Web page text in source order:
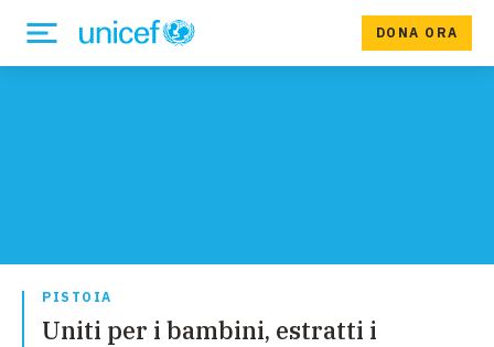
DONA ORA
PISTOIA
Uniti per i bambini, estratti i